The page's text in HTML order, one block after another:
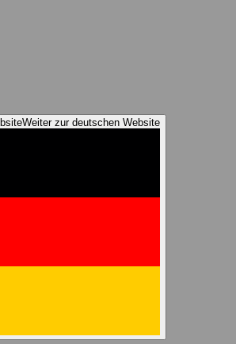
Weiter zur deutschen Website